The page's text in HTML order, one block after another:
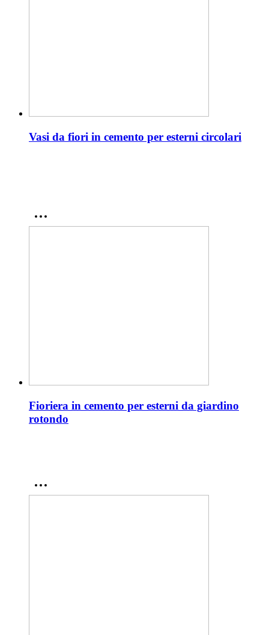
Vasi da fiori in cemento per esterni circolari
Fioriera in cemento per esterni da giardino
rotondo